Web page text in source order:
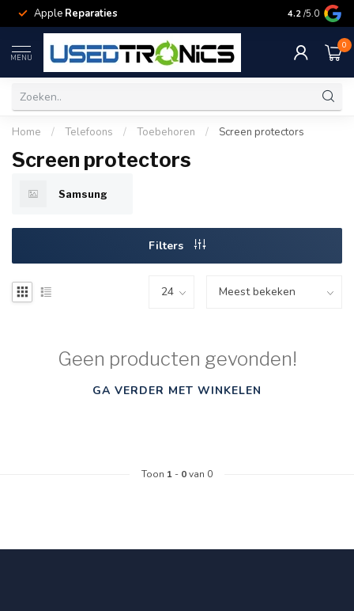
Apple Reparaties Samsung
4.2 /5.0
MENU
0
Home / Telefoons / Toebehoren / Screen protectors
Screen protectors
Samsung
Filters
Geen producten gevonden!
GA VERDER MET WINKELEN
Toon 1 - 0van 0